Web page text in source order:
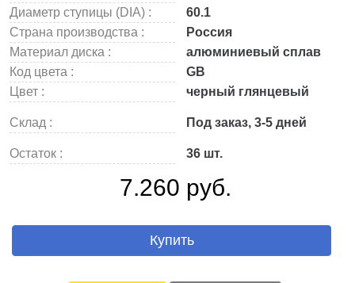
Диаметр ступицы (DIA) :
60.1
Страна производства :
Россия
Материал диска :
алюминиевый сплав
Код цвета :
GB
Цвет :
черный глянцевый
Склад : Под заказ, 3-5 дней
Остаток : 36 шт.
7.260 руб.
Купить